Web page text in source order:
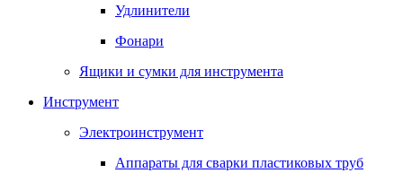
Удлинители
Фонари
Ящики и сумки для инструмента
Инструмент
Электроинструмент
Аппараты для сварки пластиковых труб